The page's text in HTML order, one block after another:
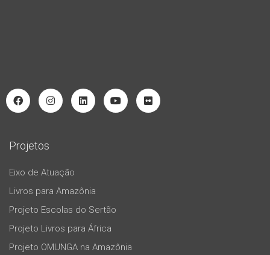
Projetos
Eixo de Atuação
Livros para Amazônia
Projeto Escolas do Sertão
Projeto Livros para África
Projeto OMUNGA na Amazônia